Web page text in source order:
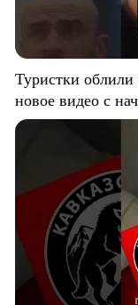
Туристки
новое видео с